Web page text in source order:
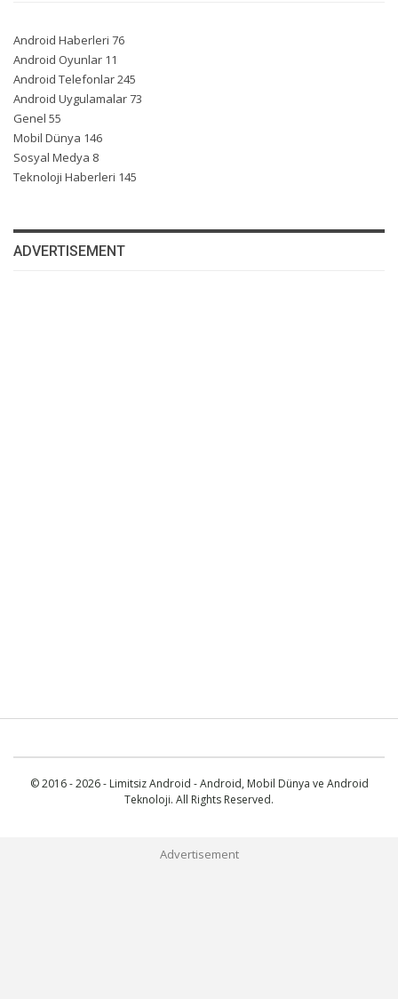
Android Haberleri 76
Android Oyunlar 11
Android Telefonlar245
Android Uygulamalar73
Genel 55
Mobil Dünya 146
Sosyal Medya 8
Teknoloji Haberleri 145
ADVERTISEMENT
© 2016 - 2026 - Limitsiz Android - Android, Mobil Dünya ve Android
Teknoloji. All Rights Reserved.
Advertisement